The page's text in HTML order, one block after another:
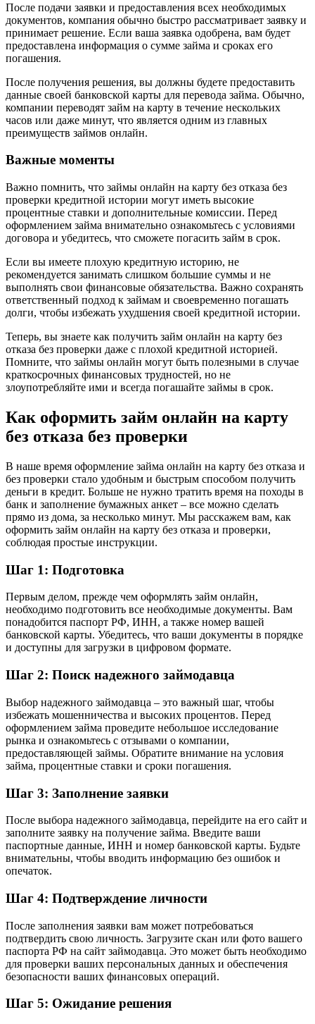
После подачи заявки и предоставления всех необходимых
документов, компания обычно быстро рассматривает заявку и
принимает решение. Если ваша заявка одобрена, вам будет
предоставлена информация о сумме займа и сроках его
погашения.
После получения решения, вы должны будете предоставить
данные своей банковской карты для перевода займа. Обычно,
компании переводят займ на карту в течение нескольких
часов или даже минут, что является одним из главных
преимуществ займов онлайн.
Важные моменты
Важно помнить, что займы онлайн на карту без отказа без
проверки кредитной истории могут иметь высокие
процентные ставки и дополнительные комиссии. Перед
оформлением займа внимательно ознакомьтесь с условиями
договора и убедитесь, что сможете погасить займ в срок.
Если вы имеете плохую кредитную историю, не
рекомендуется занимать слишком большие суммы и не
выполнять свои финансовые обязательства. Важно сохранять
ответственный подход к займам и своевременно погашать
долги, чтобы избежать ухудшения своей кредитной истории.
Теперь, вы знаете как получить займ онлайн на карту без
отказа без проверки даже с плохой кредитной историей.
Помните, что займы онлайн могут быть полезными в случае
краткосрочных финансовых трудностей, но не
злоупотребляйте ими и всегда погашайте займы в срок.
Как оформить займ онлайн на карту
без отказа без проверки
В наше время оформление займа онлайн на карту без отказа и
без проверки стало удобным и быстрым способом получить
деньги в кредит. Больше не нужно тратить время на походы в
банк и заполнение бумажных анкет – все можно сделать
прямо из дома, за несколько минут. Мы расскажем вам, как
оформить займ онлайн на карту без отказа и проверки,
соблюдая простые инструкции.
Шаг 1: Подготовка
Первым делом, прежде чем оформлять займ онлайн,
необходимо подготовить все необходимые документы. Вам
понадобится паспорт РФ, ИНН, а также номер вашей
банковской карты. Убедитесь, что ваши документы в порядке
и доступны для загрузки в цифровом формате.
Шаг 2: Поиск надежного займодавца
Выбор надежного займодавца – это важный шаг, чтобы
избежать мошенничества и высоких процентов. Перед
оформлением займа проведите небольшое исследование
рынка и ознакомьтесь с отзывами о компании,
предоставляющей займы. Обратите внимание на условия
займа, процентные ставки и сроки погашения.
Шаг 3: Заполнение заявки
После выбора надежного займодавца, перейдите на его сайт и
заполните заявку на получение займа. Введите ваши
паспортные данные, ИНН и номер банковской карты. Будьте
внимательны, чтобы вводить информацию без ошибок и
опечаток.
Шаг 4: Подтверждение личности
После заполнения заявки вам может потребоваться
подтвердить свою личность. Загрузите скан или фото вашего
паспорта РФ на сайт займодавца. Это может быть необходимо
для проверки ваших персональных данных и обеспечения
безопасности ваших финансовых операций.
Шаг 5: Ожидание решения